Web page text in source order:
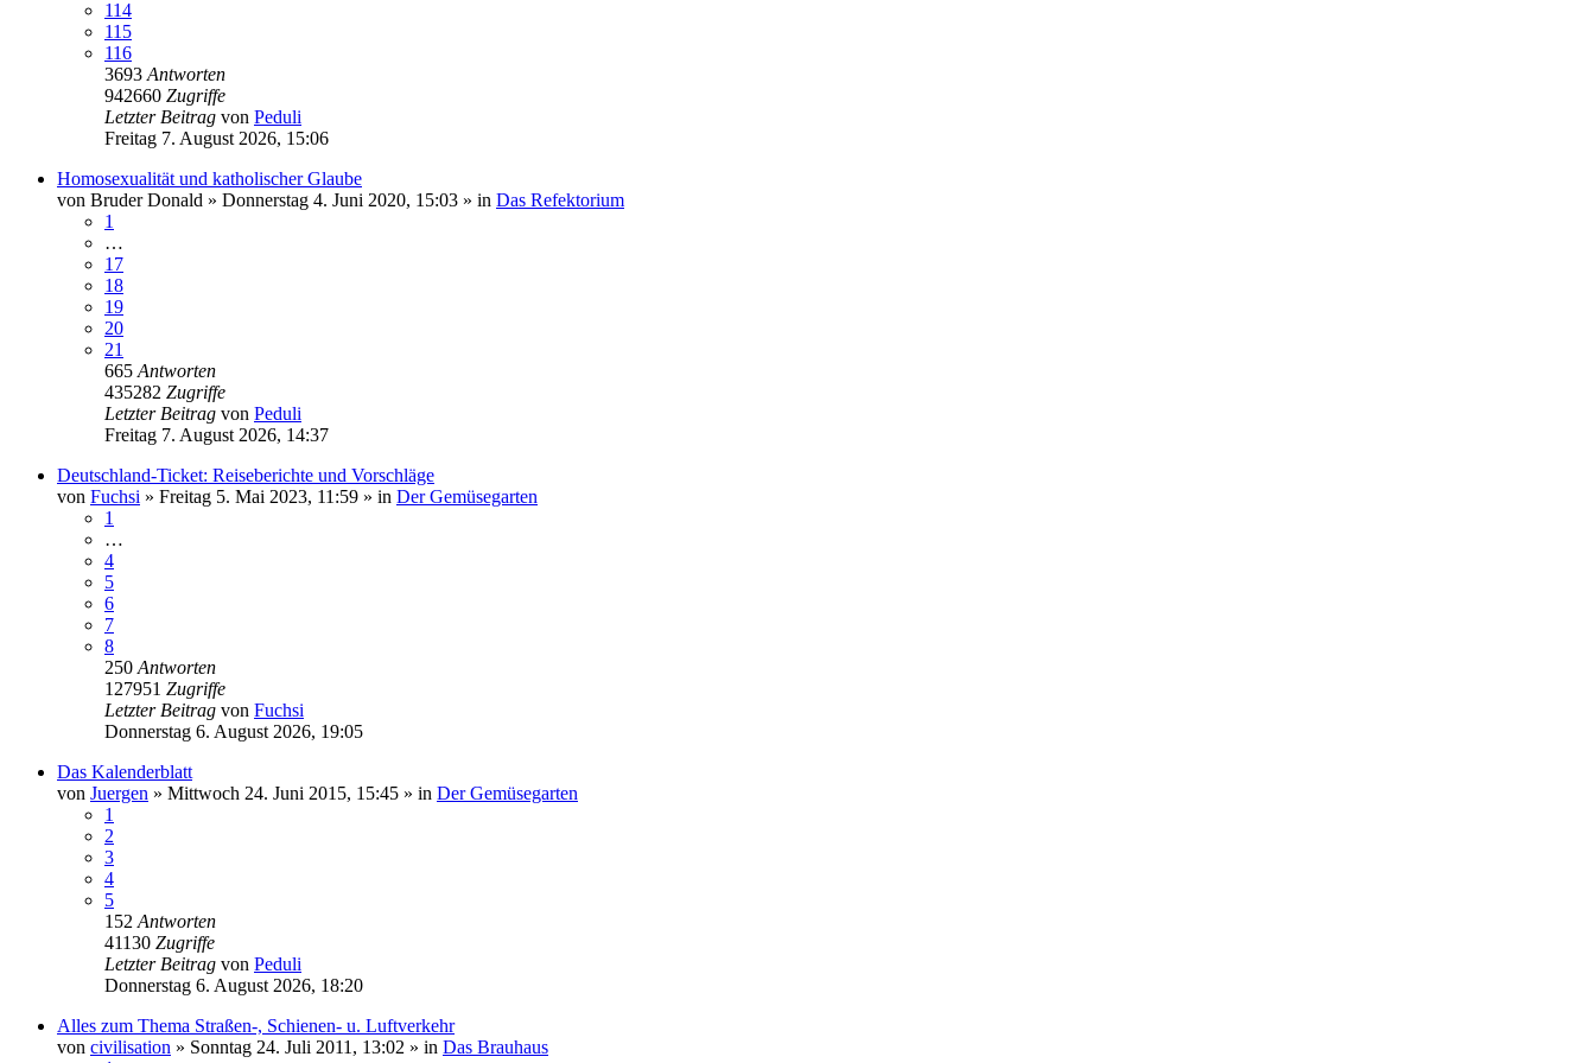
114
115
116
3693 Antworten
942660 Zugriffe
Letzter Beitrag von Peduli
Freitag 7. August 2026, 15:06
Homosexualität und katholischer Glaube
von Bruder Donald » Donnerstag 4. Juni 2020, 15:03 » in Das Refektorium
1
…
17
18
19
20
21
665 Antworten
435282 Zugriffe
Letzter Beitrag von Peduli
Freitag 7. August 2026, 14:37
Deutschland-Ticket: Reiseberichte und Vorschläge
von Fuchsi » Freitag 5. Mai 2023, 11:59 » in Der Gemüsegarten
1
…
4
5
6
7
8
250 Antworten
127951 Zugriffe
Letzter Beitrag von Fuchsi
Donnerstag 6. August 2026, 19:05
Das Kalenderblatt
von Juergen » Mittwoch 24. Juni 2015, 15:45 » in Der Gemüsegarten
1
2
3
4
5
152 Antworten
41130 Zugriffe
Letzter Beitrag von Peduli
Donnerstag 6. August 2026, 18:20
Alles zum Thema Straßen-, Schienen- u. Luftverkehr
von civilisation » Sonntag 24. Juli 2011, 13:02 » in Das Brauhaus